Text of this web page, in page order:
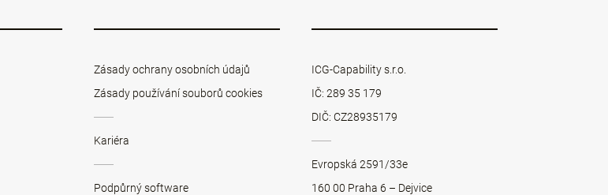
Zásady ochrany osobních údajů
Zásady používání souborů cookies
Kariéra
Podpůrný software
ICG-Capability s.r.o.
IČ: 289 35 179
DIČ: CZ28935179
Evropská 2591/33e
160 00 Praha 6 – Dejvice